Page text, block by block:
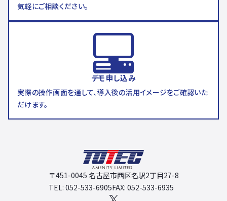
気軽にご相談ください。
デモ申し込み
実際の操作画面を通して、導入後の活用イメージをご確認いた
だけます。
〒451-0045 名古屋市西区名駅2丁目27-8
TEL: 052-533-6905FAX: 052-533-6935